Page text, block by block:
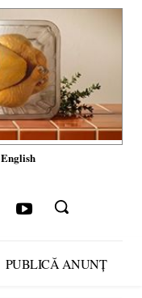
English
PUBLICĂ ANUNȚ